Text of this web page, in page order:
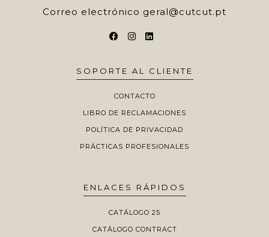
Correo electrónico geral@cutcut.pt
SOPORTE AL CLIENTE
CONTACTO
LIBRO DE RECLAMACIONES
POLÍTICA DE PRIVACIDAD
PRÁCTICAS PROFESIONALES
ENLACES RÁPIDOS
CATÁLOGO 25
CATÁLOGO CONTRACT